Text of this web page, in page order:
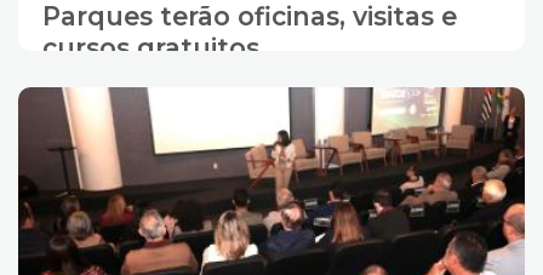
Parques terão oficinas, visitas e
cursos gratuitos